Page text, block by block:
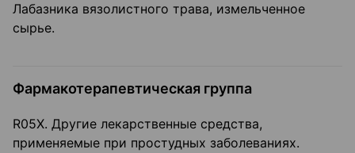
Лабазника вязолистного трава, измельченное
сырье.
Фармакотерапевтическая группа
R05X. Другие лекарственные средства,
применяемые при простудных заболеваниях.